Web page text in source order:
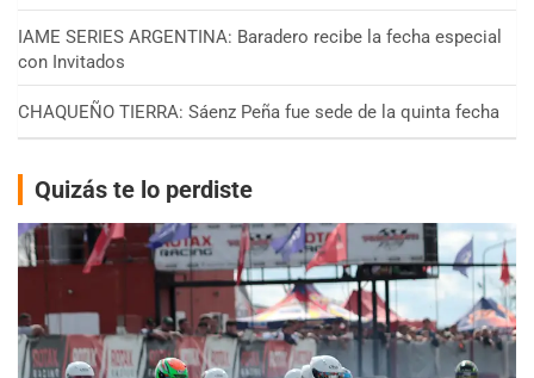
IAME SERIES ARGENTINA: Baradero recibe la fecha especial
con Invitados
CHAQUEÑO TIERRA: Sáenz Peña fue sede de la quinta fecha
Quizás te lo perdiste